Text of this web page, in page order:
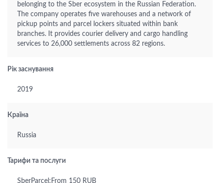
belonging to the Sber ecosystem in the Russian Federation.
The company operates five warehouses and a network of
pickup points and parcel lockers situated within bank
branches. It provides courier delivery and cargo handling
services to 26,000 settlements across 82 regions.
Рік заснування
2019
Країна
Russia
Тарифи та послуги
SberParcel:From 150 RUB